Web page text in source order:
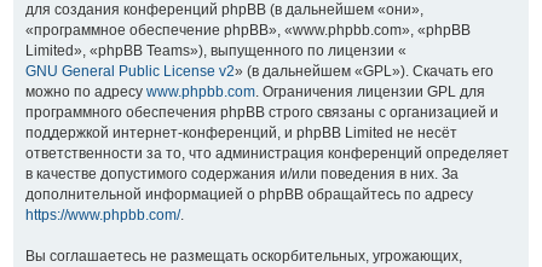
для создания конференций phpBB (в дальнейшем «они»,
«программное обеспечение phpBB», «www.phpbb.com», «phpBB
Limited», «phpBB Teams»), выпущенного по лицензии «
GNU General Public License v2» (в дальнейшем «GPL»). Скачать его
можно по адресу www.phpbb.com. Ограничения лицензии GPL для
программного обеспечения phpBB строго связаны с организацией и
поддержкой интернет-конференций, и phpBB Limited не несёт
ответственности за то, что администрация конференций определяет
в качестве допустимого содержания и/или поведения в них. За
дополнительной информацией о phpBB обращайтесь по адресу
https://www.phpbb.com/.
Вы соглашаетесь не размещать оскорбительных, угрожающих,